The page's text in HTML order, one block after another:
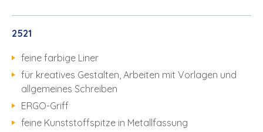
2521
feine farbige Liner
für kreatives Gestalten, Arbeiten mit Vorlagen und
allgemeines Schreiben
ERGO-Griff
feine Kunststoffspitze in Metallfassung